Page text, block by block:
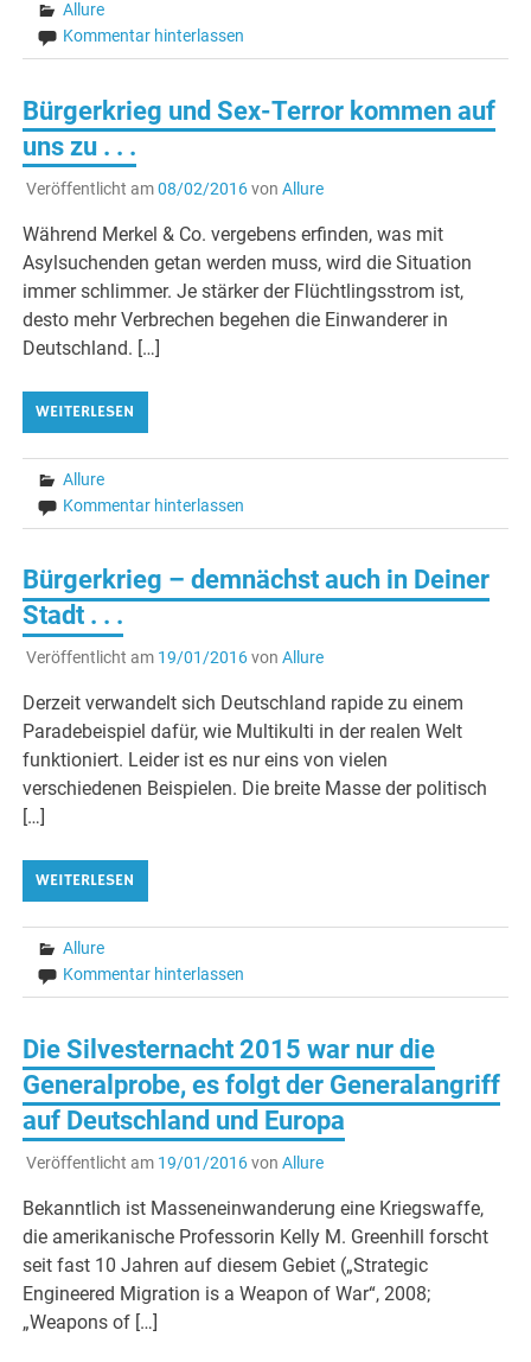
Allure
Kommentar hinterlassen
Bürgerkrieg und Sex-Terror kommen auf
uns zu . . .
Veröffentlicht am08/02/2016von Allure
Während Merkel & Co. vergebens erfinden, was mit
Asylsuchenden getan werden muss, wird die Situation
immer schlimmer. Je stärker der Flüchtlingsstrom ist,
desto mehr Verbrechen begehen die Einwanderer in
Deutschland. […]
WEITERLESEN
Allure
Kommentar hinterlassen
Bürgerkrieg – demnächst auch in Deiner
Stadt . . .
Veröffentlicht am 19/01/2016von Allure
Derzeit verwandelt sich Deutschland rapide zu einem
Paradebeispiel dafür, wie Multikulti in der realen Welt
funktioniert. Leider ist es nur eins von vielen
verschiedenen Beispielen. Die breite Masse der politisch
[…]
WEITERLESEN
Allure
Kommentar hinterlassen
Die Silvesternacht 2015 war nur die
Generalprobe, es folgt der Generalangriff
auf Deutschland und Europa
Veröffentlicht am 19/01/2016von Allure
Bekanntlich ist Masseneinwanderung eine Kriegswaffe,
die amerikanische Professorin Kelly M. Greenhill forscht
seit fast 10 Jahren auf diesem Gebiet („Strategic
Engineered Migration is a Weapon of War“, 2008;
„Weapons of […]